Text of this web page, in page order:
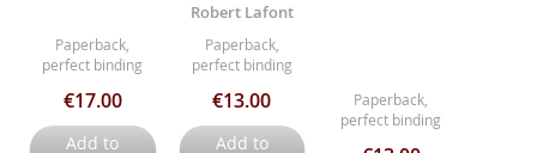
Paperback,
perfect binding
€17.00
Add to
Robert Lafont
Paperback,
perfect binding
€13.00
Add to
Paperback,
perfect binding